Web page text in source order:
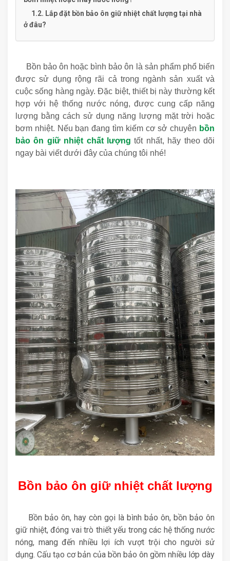
1.2. Lắp đặt bồn bảo ôn giữ nhiệt chất lượng tại nhà
ở đâu?
Bồn bảo ôn hoặc bình bảo ôn là sản phẩm phổ biến
được sử dụng rộng rãi cả trong ngành sản xuất và
cuộc sống hàng ngày. Đặc biệt, thiết bị này thường kết
hợp với hệ thống nước nóng, được cung cấp năng
lượng bằng cách sử dụng năng lượng mặt trời hoặc
bơm nhiệt. Nếu bạn đang tìm kiếm cơ sở chuyên bồn
bảo ôn giữ nhiệt chất lượng tốt nhất, hãy theo dõi
ngay bài viết dưới đây của chúng tôi nhé!
Bồn bảo ôn giữ nhiệt chất lượng
Bồn bảo ôn, hay còn gọi là bình bảo ôn, bồn bảo ôn
giữ nhiệt, đóng vai trò thiết yếu trong các hệ thống nước
nóng, mang đến nhiều lợi ích vượt trội cho người sử
dụng. Cấu tạo cơ bản của bồn bảo ôn gồm nhiều lớp dày